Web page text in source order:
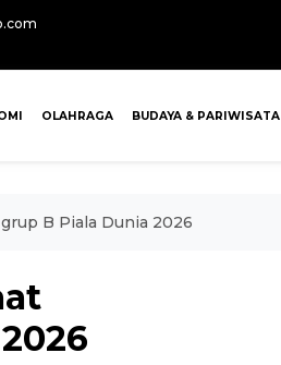
OLAHRAGA BUDAYA & PARIWISATA
B Piala Dunia 2026